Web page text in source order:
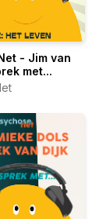
- Jim van
met...